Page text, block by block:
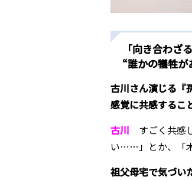
「向き合わざ
“誰かの犠牲が
古川さん演じる『
感覚に共感するこ
古川
すごく共感
い……」とか、「
祖父母宅で気づい